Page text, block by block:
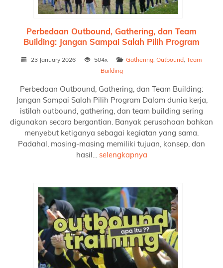
Perbedaan Outbound, Gathering, dan Team
Building: Jangan Sampai Salah Pilih Program
23 January 2026 504x Gathering, Outbound, Team
Building
Perbedaan Outbound, Gathering, dan Team Building:
Jangan Sampai Salah Pilih Program Dalam dunia kerja,
istilah outbound, gathering, dan team building sering
digunakan secara bergantian. Banyak perusahaan bahkan
menyebut ketiganya sebagai kegiatan yang sama.
Padahal, masing-masing memiliki tujuan, konsep, dan
hasil... selengkapnya